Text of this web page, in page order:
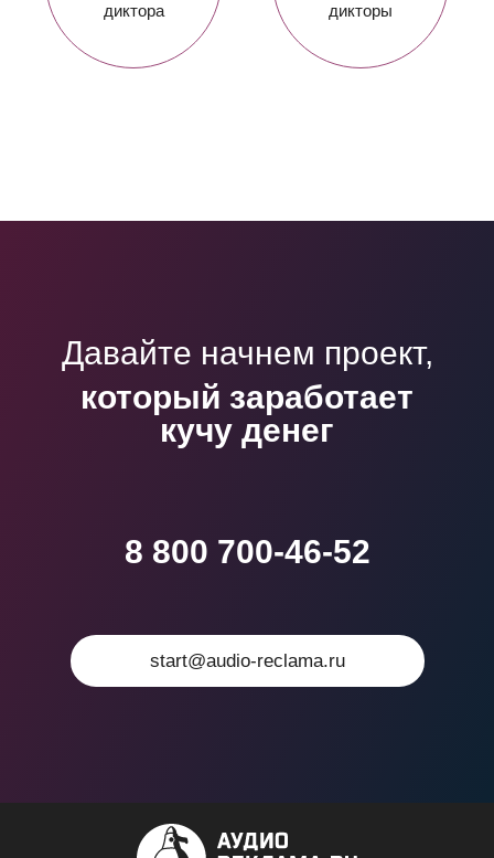
диктора
дикторы
Давайте начнем проект,
который войдет в
учебники
8 800 700-46-52
start@audio-reclama.ru